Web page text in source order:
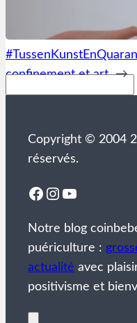
confinement et art →
Copyright © 2004
réservés.
Facebook
Instagram
YouTube
Notre blog
puériculture :
actualité avec
positivisme et